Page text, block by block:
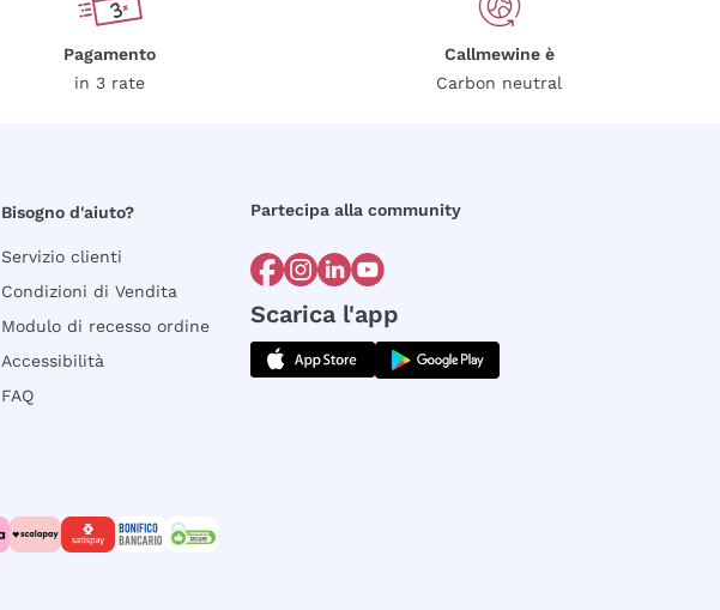
Pagamento
in 3 rate
Callmewine è
Carbon neutral
Bisogno d'aiuto?
Servizio clienti
Condizioni di Vendita
Modulo di recesso ordine
Accessibilità
FAQ
Partecipa alla community
Scarica l'app